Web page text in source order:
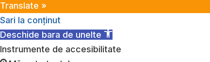
Translate »
Sari la conținut
Deschide bara de unelte
Instrumente de accesibilitate